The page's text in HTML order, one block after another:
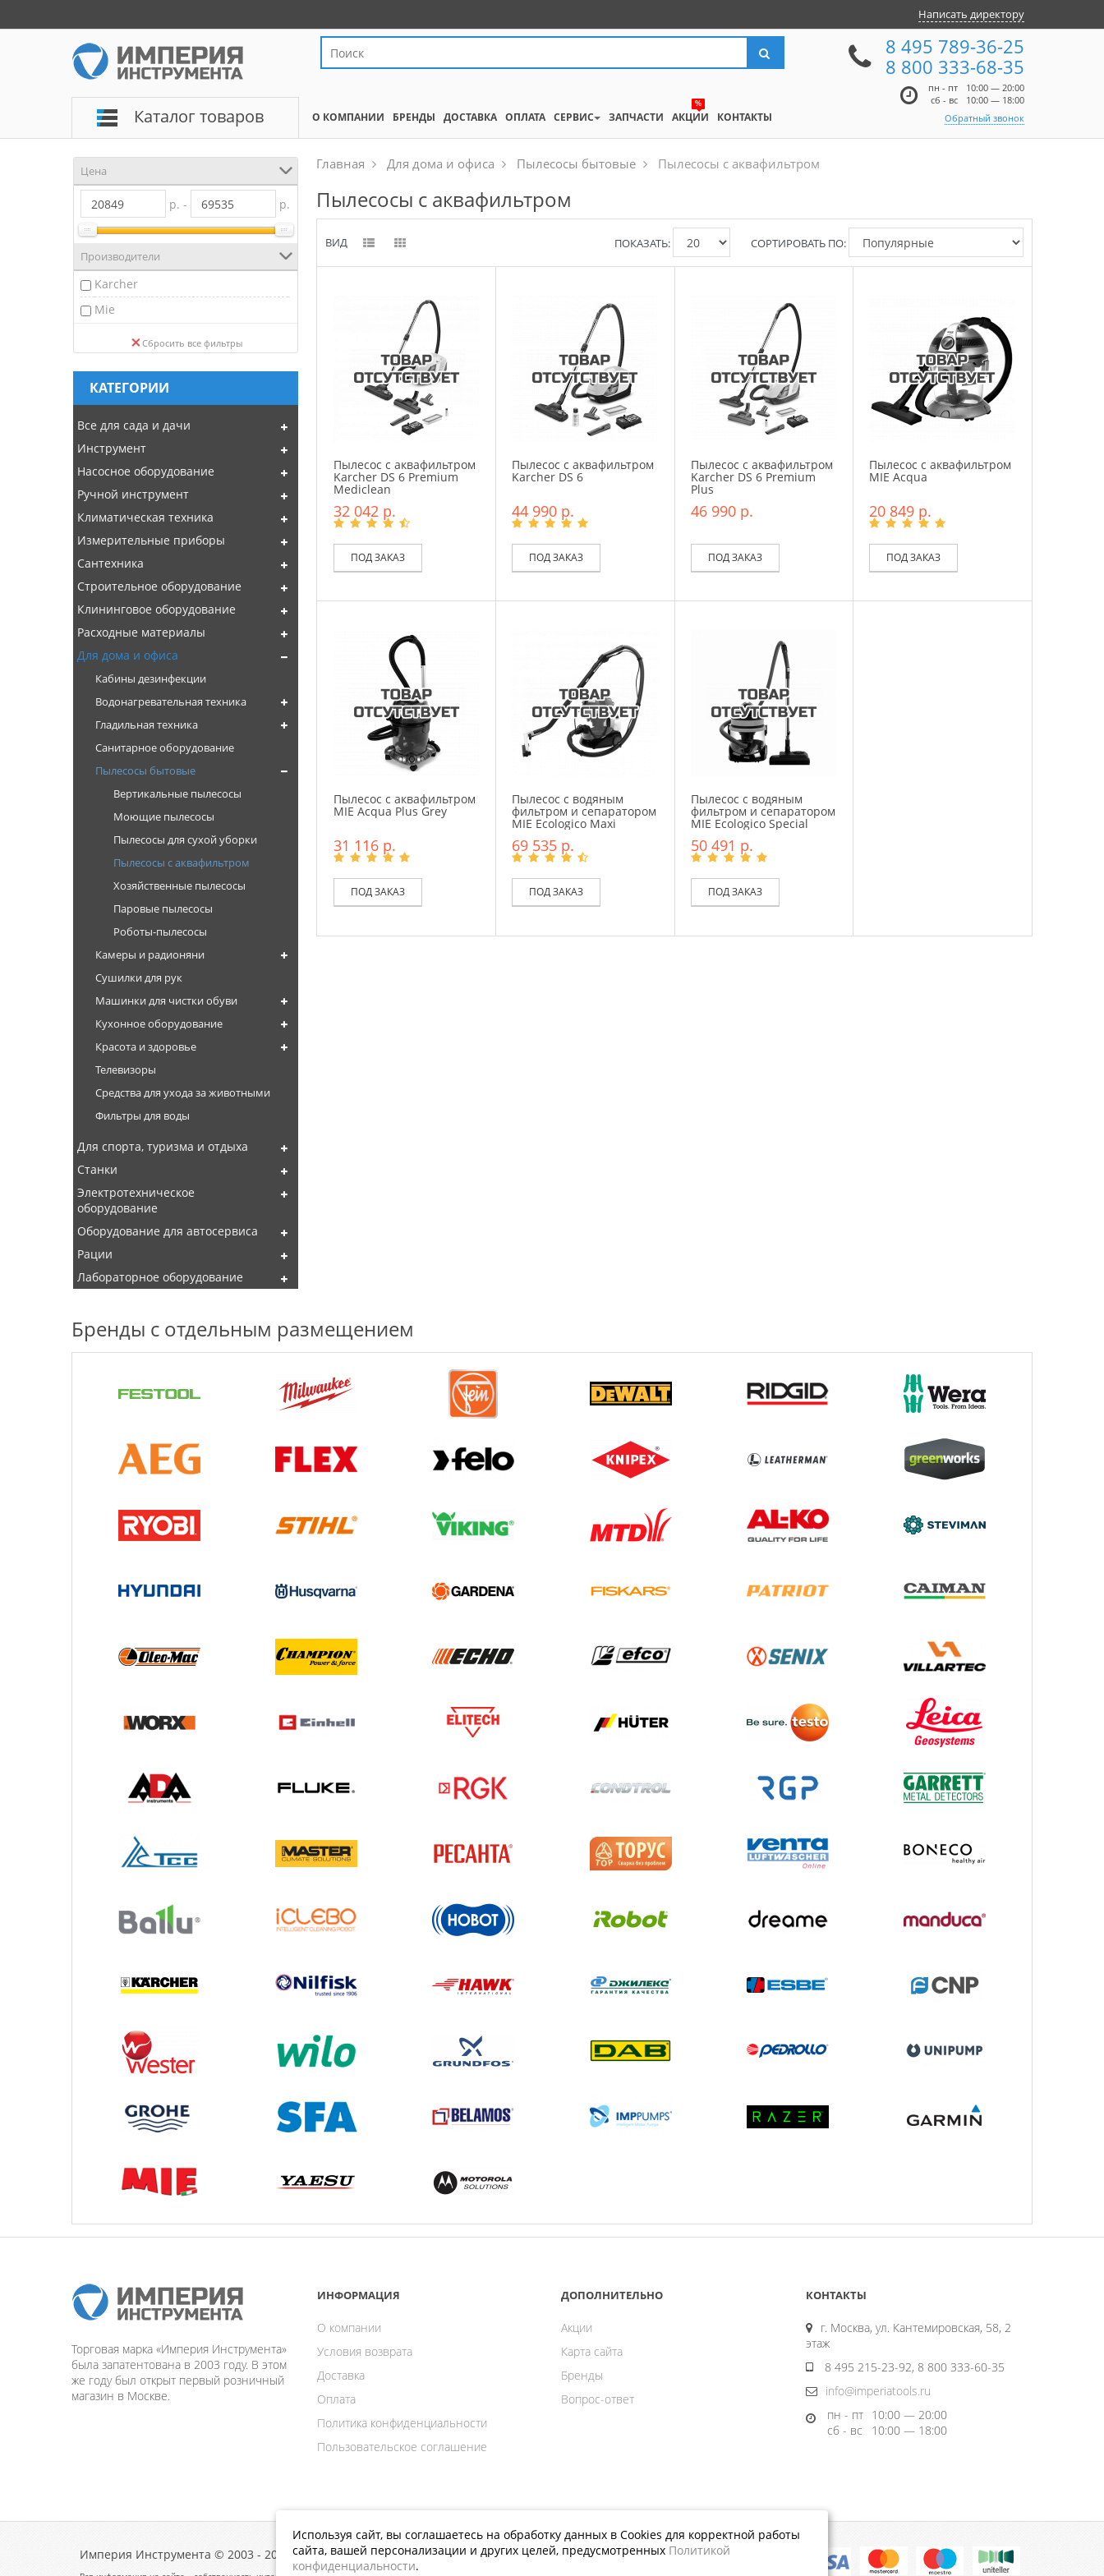
Написать директору
Каталог товаров
8 495 789-36-25
8 800 333-68-35
пн - пт
10:00 — 20:00
сб - вс
10:00 — 18:00
Обратный звонок
О КОМПАНИИ БРЕНДЫ ДОСТАВКА ОПЛАТА СЕРВИС ЗАПЧАСТИ
%
АКЦИИ КОНТАКТЫ
Цена
р. - р.
Производители
Karcher
Mie
Сбросить все фильтры
КАТЕГОРИИ
Все для сада и дачи
Инструмент
Насосное оборудование
Ручной инструмент
Климатическая техника
Измерительные приборы
Сантехника
Строительное оборудование
Клининговое оборудование
Расходные материалы
Для дома и офиса
Кабины дезинфекции
Водонагревательная техника
Гладильная техника
Санитарное оборудование
Пылесосы бытовые
Вертикальные пылесосы
Моющие пылесосы
Пылесосы для сухой уборки
Пылесосы с аквафильтром
Хозяйственные пылесосы
Паровые пылесосы
Роботы-пылесосы
Камеры и радионяни
Сушилки для рук
Машинки для чистки обуви
Кухонное оборудование
Красота и здоровье
Телевизоры
Средства для ухода за животными
Фильтры для воды
Для спорта, туризма и отдыха
Станки
Электротехническое
оборудование
Оборудование для автосервиса
Рации
Лабораторное оборудование
Главная Для дома и офиса Пылесосы бытовые Пылесосы с аквафильтром
Пылесосы с аквафильтром
ВИД СОРТИРОВАТЬ ПО:
ПОКАЗАТЬ:
Пылесос с аквафильтром
Karcher DS 6 Premium
Mediclean
32 042 р.
ПОД ЗАКАЗ
Пылесос с аквафильтром
Karcher DS 6
44 990 р.
ПОД ЗАКАЗ
Пылесос с аквафильтром
Karcher DS 6 Premium
Plus
46 990 р.
ПОД ЗАКАЗ
Пылесос с аквафильтром
MIE Acqua
20 849 р.
ПОД ЗАКАЗ
Пылесос с аквафильтром
MIE Acqua Plus Grey
31 116 р.
ПОД ЗАКАЗ
Пылесос с водяным
фильтром и сепаратором
MIE Ecologico Maxi
69 535 р.
ПОД ЗАКАЗ
Пылесос с водяным
фильтром и сепаратором
MIE Ecologico Special
50 491 р.
ПОД ЗАКАЗ
Бренды с отдельным размещением
Торговая марка «Империя Инструмента»
была запатентована в 2003 году. В этом
же году был открыт первый розничный
магазин в Москве.
ИНФОРМАЦИЯ
О компании
Условия возврата
Доставка
Оплата
Политика конфиденциальности
Пользовательское соглашение
ДОПОЛНИТЕЛЬНО
Акции
Карта сайта
Бренды
Вопрос-ответ
КОНТАКТЫ
г. Москва, ул. Кантемировская, 58, 2
этаж
8 495 215-23-92, 8 800 333-60-35
info@imperiatools.ru
пн - пт
10:00 — 20:00
сб - вс
10:00 — 18:00
Империя Инструмента © 2003 - 2026 ПРИСОЕДИНЯЙТЕСЬ К НАМ
Используя сайт, вы соглашаетесь на обработку данных в Cookies для корректной работы
сайта, вашей персонализации и других целей, предусмотренных Политикой
конфиденциальности.